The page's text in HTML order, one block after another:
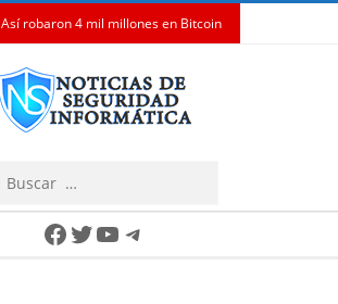
Así robaron 4 mil millones en Bitcoin
Facebook
Twitter
YouTube
Telegram